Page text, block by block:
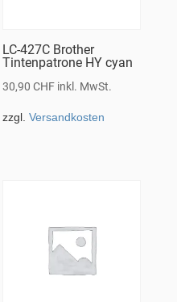
LC-427C Brother
Tintenpatrone HY cyan
30,90CHF inkl. MwSt.
zzgl.Versandkosten